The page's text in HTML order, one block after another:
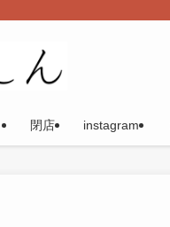
閉店 instagram